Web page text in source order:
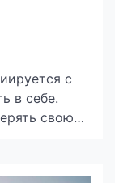
с
в себе.
свою
вредные